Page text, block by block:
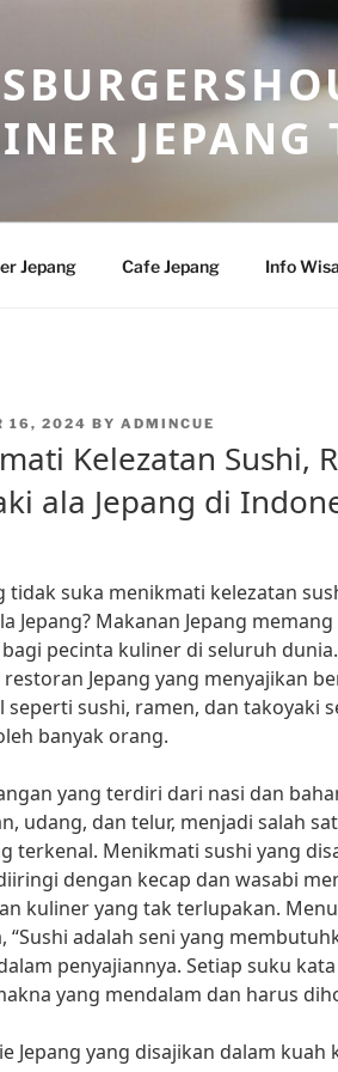
JEPANG
Jepang Cafe Jepang Info
16, 2024 BY ADMINCUE
Kelezatan Sushi,
ala Jepang di
tidak suka menikmati kelezatan
Jepang? Makanan Jepang
pecinta kuliner di seluruh
Jepang yang menyajikan
seperti sushi, ramen, dan takoyaki
banyak orang.
yang terdiri dari nasi dan
udang, dan telur, menjadi salah
terkenal. Menikmati sushi yang
dengan kecap dan wasabi
kuliner yang tak terlupakan.
“Sushi adalah seni yang
penyajiannya. Setiap suku kata
yang mendalam dan harus
Jepang yang disajikan dalam